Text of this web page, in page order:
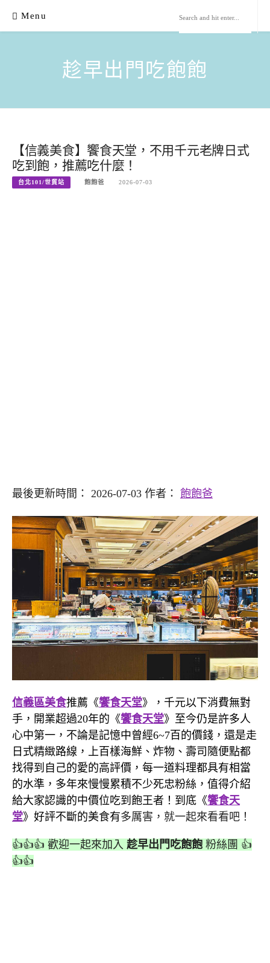
content
Menu
趁早出門吃飽飽
【信義美食】饗食天堂，不用千元老牌日式
吃到飽，推薦吃什麼！
台北101/世貿站 飽飽爸 2026-07-03
最後更新時間： 2026-07-03 作者： 飽飽爸
信義區美食推薦《饗食天堂》，千元以下消費無對
手，開業超過20年的《饗食天堂》至今仍是許多人
心中第一，不論是記憶中曾經6~7百的價錢，還是走
日式精緻路線，上百樣海鮮、炸物、壽司隨便點都
找得到自己的愛的高評價，每一道料理都具有相當
的水準，多年來慢慢累積不少死忠粉絲，值得介紹
給大家認識的中價位吃到飽王者！到底《饗食天
堂》好評不斷的美食有多厲害，就一起來看看吧！
👍👍👍 歡迎一起來加入 趁早出門吃飽飽 粉絲團 👍
👍👍